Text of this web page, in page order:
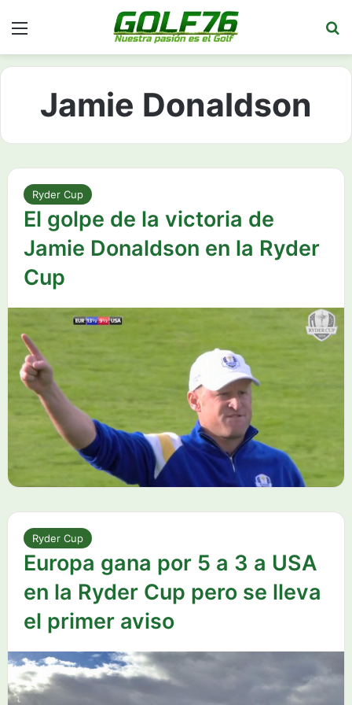
Jamie Donaldson
Ryder Cup
El golpe de la victoria de
Jamie Donaldson en la Ryder
Cup
Ryder Cup
Europa gana por 5 a 3 a USA
en la Ryder Cup pero se lleva
el primer aviso